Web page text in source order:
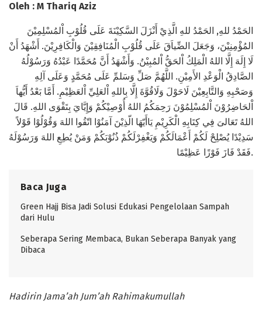
Oleh : M Thariq Aziz
الحَمْدُ للهِ, الحَمْدُ للهِ الَّذِيْ أَنْزَلَ السَّكِيْنَةَ عَلَى قُلُوْبِ اْلمُسْلِمِيْنَ
المُؤْمِنِيْنَ، وَجَعَلَ الضِّياَقَ عَلَى قُلُوْبِ الْمُنَافِقِيْنَ وَالْكَافِرِيْنَ. أَشْهَدُ أَنْ
لَا إِلَهَ إِلَّا اللهُ الْمَلِكُ اْلحَقُّ اْلمُبِيْنُ. وَأَشْهَدُ أَنَّ مُحَمَّدًا عَبْدُهُ وَرَسُوْلُهُ
الصَّادِقُ الْوَعْدِ الأَمِيْنِ. اللَّهُمَّ صَلِّ وَسَلمِّ عَلَى مُحَمَّدٍ وَعَلَى آلِهِ
وَصَحْبِهِ وَالتَّابِعِيْنَ لَاحَوْلَ وَلَاقُوَّةَ إِلَّا بِاللهِ اْلعَلِيِّ اْلعَظِيْمِ. أَمَّا بَعْدُ أَيُّهاَ
اْلحَاضِرُوْنَ اْلمُسْلِمُوْنَ رَحِمَكُمُ اللهُ أُوْصِيْكُمْ وَإِيَّايَ بِتَقْوَى اللهِ. قَالَ
اللهُ تَعَالىَ فِي كِتَابِهِ الْكَرِيْمِ يَاأَيّهَا الّذِيْنَ آمَنُوْا اتّقُوا اللهَ وَقُوْلُوْا قَوْلاً
سَدِيْدًا يُصْلِحْ لَكُمْ أَعْمَالَكُمْ وَيَغْفِرْلَكُمْ ذُنُوْبَكُمْ وَمَنْ يُطِعِ اللهَ وَرَسُوْلَهُ
فَقَدْ فَازَ فَوْزًا عَظِيْمًا.
Baca Juga
Green Hajj Bisa Jadi Solusi Edukasi Pengelolaan Sampah
dari Hulu
Seberapa Sering Membaca, Bukan Seberapa Banyak yang
Dibaca
Hadirin Jama’ah Jum’ah Rahimakumullah